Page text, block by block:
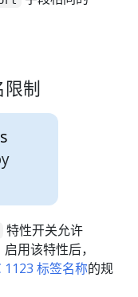
限制
特性开关允许
用该特性后，
1123 标签名称的规